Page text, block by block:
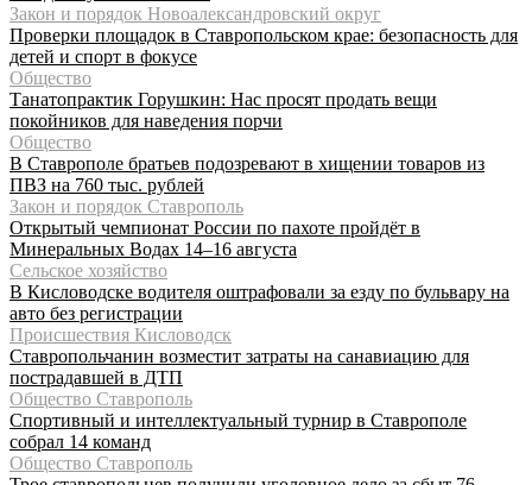
Закон и порядок Новоалександровский округ
Проверки площадок в Ставропольском крае: безопасность для
детей и спорт в фокусе
Общество
Танатопрактик Горушкин: Нас просят продать вещи
покойников для наведения порчи
Общество
В Ставрополе братьев подозревают в хищении товаров из
ПВЗ на 760 тыс. рублей
Закон и порядок Ставрополь
Открытый чемпионат России по пахоте пройдёт в
Минеральных Водах 14–16 августа
Сельское хозяйство
В Кисловодске водителя оштрафовали за езду по бульвару на
авто без регистрации
Происшествия Кисловодск
Ставропольчанин возместит затраты на санавиацию для
пострадавшей в ДТП
Общество Ставрополь
Спортивный и интеллектуальный турнир в Ставрополе
собрал 14 команд
Общество Ставрополь